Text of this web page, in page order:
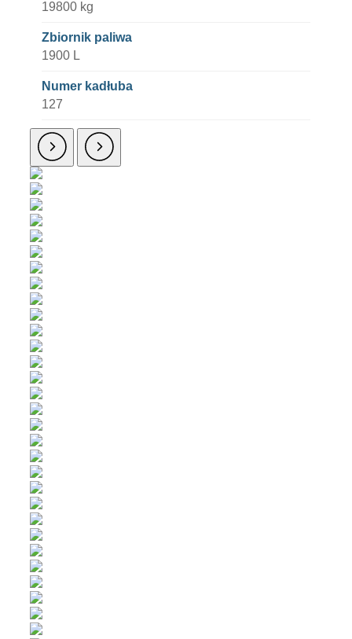
19800 kg
Zbiornik paliwa
1900 L
Numer kadłuba
127